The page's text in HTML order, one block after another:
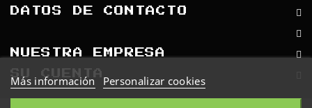
DATOS DE CONTACTO
NUESTRA EMPRESA
SU CUENTA
Más información Personalizar cookies